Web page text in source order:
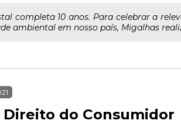
completa 10 anos. Para celebrar a
ambiental em nosso país, Migalhas
Direito do Consumidor